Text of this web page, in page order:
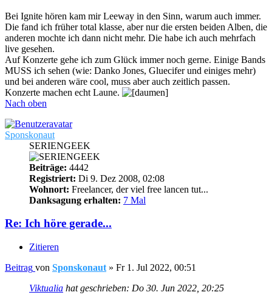
Bei Ignite hören kam mir Leeway in den Sinn, warum auch immer.
Die fand ich früher total klasse, aber nur die ersten beiden Alben, die
anderen mochte ich dann nicht mehr. Die habe ich auch mehrfach
live gesehen.
Auf Konzerte gehe ich zum Glück immer noch gerne. Einige Bands
MUSS ich sehen (wie: Danko Jones, Gluecifer und einiges mehr)
und bei anderen wäre cool, muss aber auch zeitlich passen.
Konzerte machen echt Laune.
Nach oben
Sponskonaut
SERIENGEEK
Beiträge: 4442
Registriert: Di 9. Dez 2008, 02:08
Wohnort: Freelancer, der viel free lancen tut...
Danksagung erhalten: 7 Mal
Re: Ich höre gerade...
Zitieren
Beitrag von Sponskonaut » Fr 1. Jul 2022, 00:51
Viktualia hat geschrieben: Do 30. Jun 2022, 20:25